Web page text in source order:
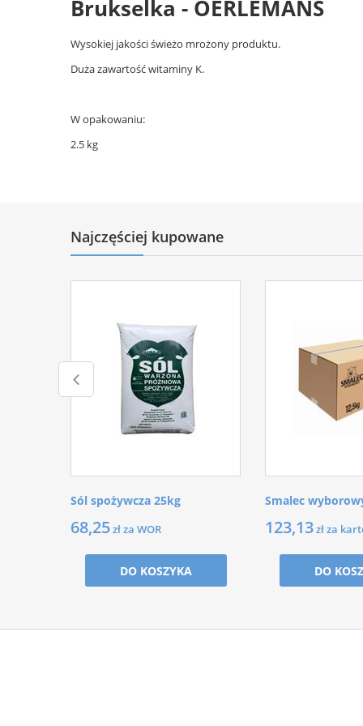
Brukselka - OERLEMANS
Wysokiej jakości świeżo mrożony produktu.
Duża zawartość witaminy K.
W opakowaniu:
2.5 kg
Najczęściej kupowane
Sól spożywcza 25kg
68,25zł za WOR
DO KOSZYKA
Smalec
123,13zł za
DO